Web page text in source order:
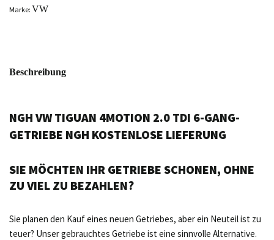
Marke: VW
Beschreibung
NGH VW TIGUAN 4MOTION 2.0 TDI 6-GANG-
GETRIEBE NGH KOSTENLOSE LIEFERUNG
SIE MÖCHTEN IHR GETRIEBE SCHONEN, OHNE
ZU VIEL ZU BEZAHLEN?
Sie planen den Kauf eines neuen Getriebes, aber ein Neuteil ist zu
teuer? Unser gebrauchtes Getriebe ist eine sinnvolle Alternative.